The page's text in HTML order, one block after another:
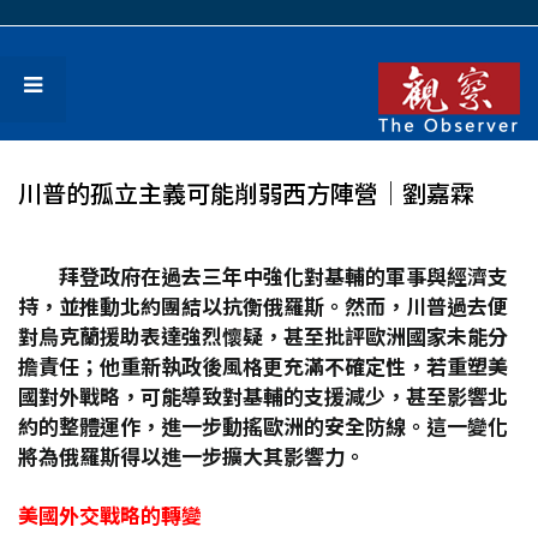
川普的孤立主義可能削弱西方陣營│劉嘉霖
拜登政府在過去三年中強化對基輔的軍事與經濟支
持，並推動北約團結以抗衡俄羅斯。然而，川普過去便
對烏克蘭援助表達強烈懷疑，甚至批評歐洲國家未能分
擔責任；他重新執政後風格更充滿不確定性，若重塑美
國對外戰略，可能導致對基輔的支援減少，甚至影響北
約的整體運作，進一步動搖歐洲的安全防線。這一變化
將為俄羅斯得以進一步擴大其影響力。
美國外交戰略的轉變